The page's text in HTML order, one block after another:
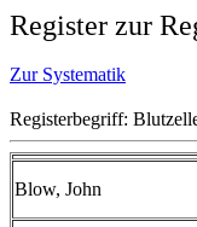
Register zur
Zur Systematik
Registerbegriff:
Blow, John